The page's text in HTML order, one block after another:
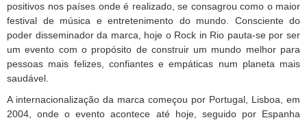
positivos nos países onde é realizado, se consagrou como o maior
festival de música e entretenimento do mundo. Consciente do
poder disseminador da marca, hoje o Rock in Rio pauta-se por ser
um evento com o propósito de construir um mundo melhor para
pessoas mais felizes, confiantes e empáticas num planeta mais
saudável.
A internacionalização da marca começou por Portugal, Lisboa, em
2004, onde o evento acontece até hoje, seguido por Espanha